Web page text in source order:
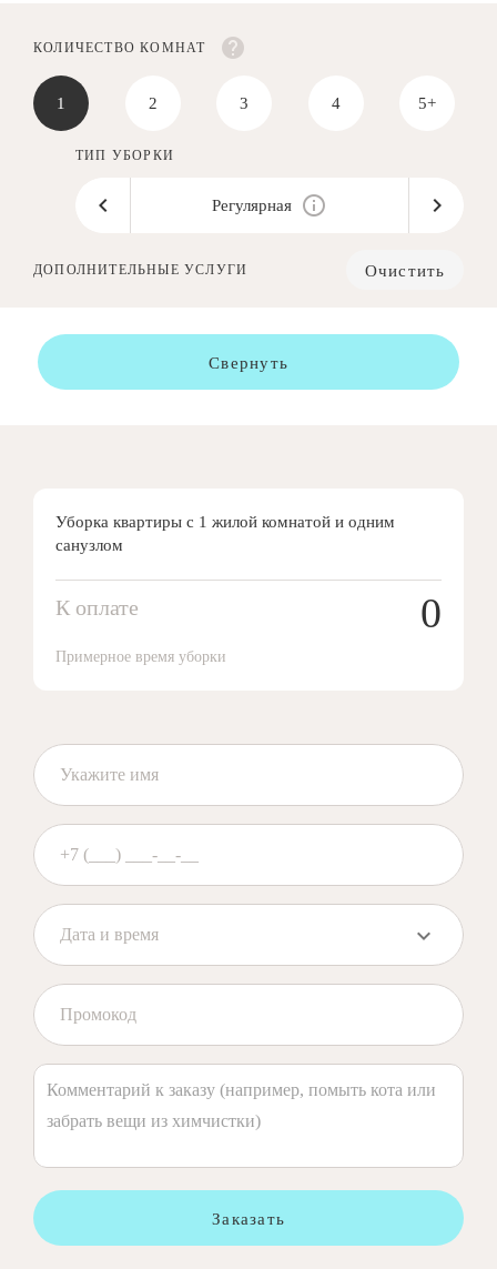
КОЛИЧЕСТВО КОМНАТ
1 2 3 4 5+
ТИП УБОРКИ
Регулярная
ДОПОЛНИТЕЛЬНЫЕ УСЛУГИ Очистить
Свернуть
Уборка квартиры с 1 жилой комнатой и одним
санузлом
К оплате 0
Примерное время уборки
Заказать